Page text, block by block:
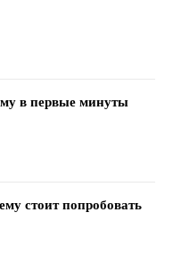
в первые минуты
стоит попробовать